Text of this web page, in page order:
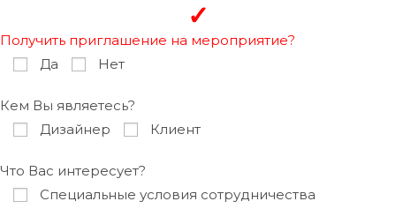
✓
Получить приглашение на мероприятие?
Да
Нет
Кем Вы являетесь?
Дизайнер
Клиент
Что Вас интересует?
Специальные условия сотрудничества